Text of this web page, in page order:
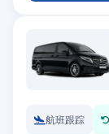
航班跟踪